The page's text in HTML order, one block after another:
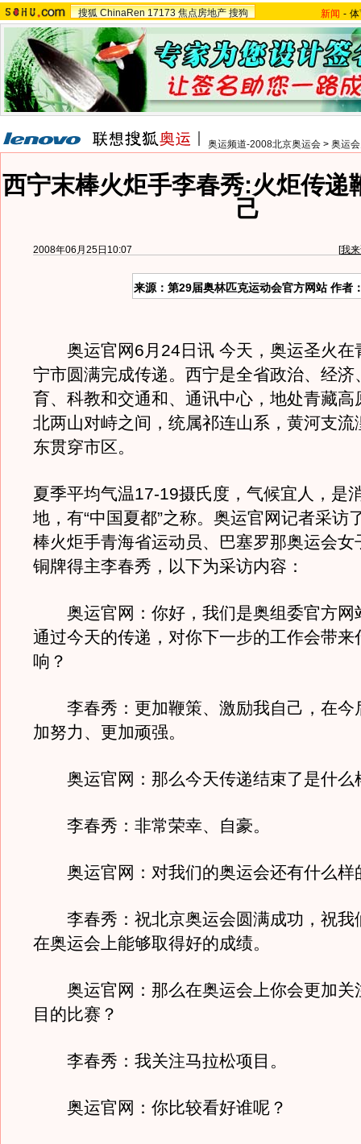
搜狐 ChinaRen 17173 焦点房地产 搜狗 新闻 -
奥运频道-2008北京奥运会 > 奥运
西宁末棒火炬手李春秀:火炬传递
己
2008年06月25日10:07 [我
来源：第29届奥林匹克运动会官方网站 作者
奥运官网6月24日讯 今天，奥运圣火在
宁市圆满完成传递。西宁是全省政治、经济
育、科教和交通和、通讯中心，地处青藏高
北两山对峙之间，统属祁连山系，黄河支流
东贯穿市区。
夏季平均气温17-19摄氏度，气候宜人，是
地，有“中国夏都”之称。奥运官网记者采访
棒火炬手青海省运动员、巴塞罗那奥运会女
铜牌得主李春秀，以下为采访内容：
奥运官网：你好，我们是奥组委官方网
通过今天的传递，对你下一步的工作会带来
响？
李春秀：更加鞭策、激励我自己，在今
加努力、更加顽强。
奥运官网：那么今天传递结束了是什么
李春秀：非常荣幸、自豪。
奥运官网：对我们的奥运会还有什么样
李春秀：祝北京奥运会圆满成功，祝我
在奥运会上能够取得好的成绩。
奥运官网：那么在奥运会上你会更加关
目的比赛？
李春秀：我关注马拉松项目。
奥运官网：你比较看好谁呢？